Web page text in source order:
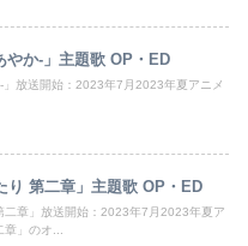
やか‐」主題歌 OP・ED
」放送開始：2023年7月2023年夏アニメ
り 第二章」主題歌 OP・ED
二章」放送開始：2023年7月2023年夏ア
」のオ...